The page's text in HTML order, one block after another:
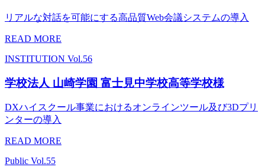
リアルな対話を可能にする高品質Web会議システムの導入
READ MORE
INSTITUTION Vol.56
学校法人 山崎学園 富士見中学校高等学校様
DXハイスクール事業におけるオンラインツール及び3Dプリ
ンターの導入
READ MORE
Public Vol.55